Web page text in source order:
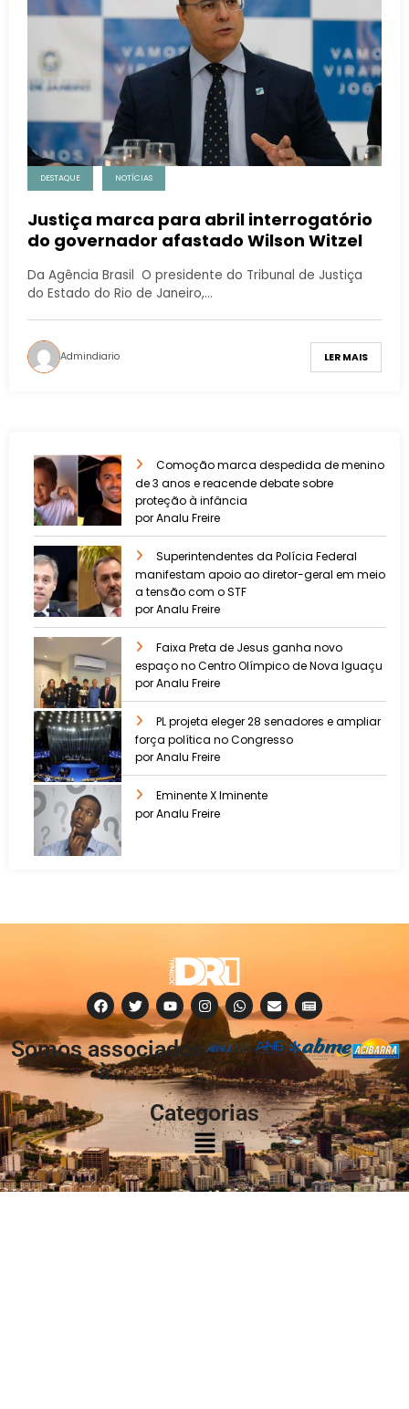
DESTAQUE NOTÍCIAS
Justiça marca para abril interrogatório
do governador afastado Wilson Witzel
Da Agência Brasil O presidente do Tribunal de Justiça
do Estado do Rio de Janeiro,…
Admindiario LER MAIS
Comoção marca despedida de menino
de 3 anos e reacende debate sobre
proteção à infância
por Analu Freire
Superintendentes da Polícia Federal
manifestam apoio ao diretor-geral em meio
a tensão com o STF
por Analu Freire
Faixa Preta de Jesus ganha novo
espaço no Centro Olímpico de Nova Iguaçu
por Analu Freire
PL projeta eleger 28 senadores e ampliar
força política no Congresso
por Analu Freire
Eminente X Iminente
por Analu Freire
Somos associados
à:
Categorias